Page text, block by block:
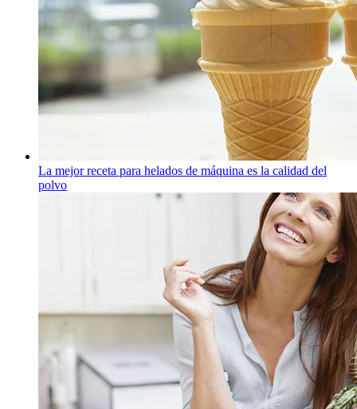
La mejor receta para helados de máquina es la calidad del
polvo